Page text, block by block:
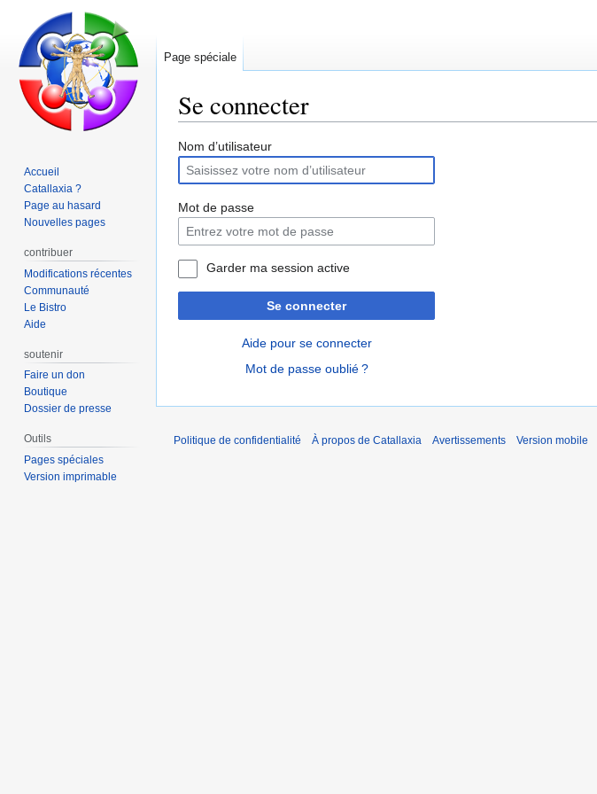
Se connecter
Aller
la
navigation
Aller
la
recherche
Nom d’utilisateur
Mot de passe
Garder ma session active
Se connecter
Aide pour se connecter
Mot de passe oublié ?
Page spéciale
Accueil
Catallaxia ?
Page au hasard
Nouvelles pages
contribuer
Modifications récentes
Communauté
Le Bistro
Aide
soutenir
Faire un don
Boutique
Dossier de presse
Outils
Pages spéciales
Version imprimable
Politique de confidentialité À propos de Catallaxia Avertissements Version mobile